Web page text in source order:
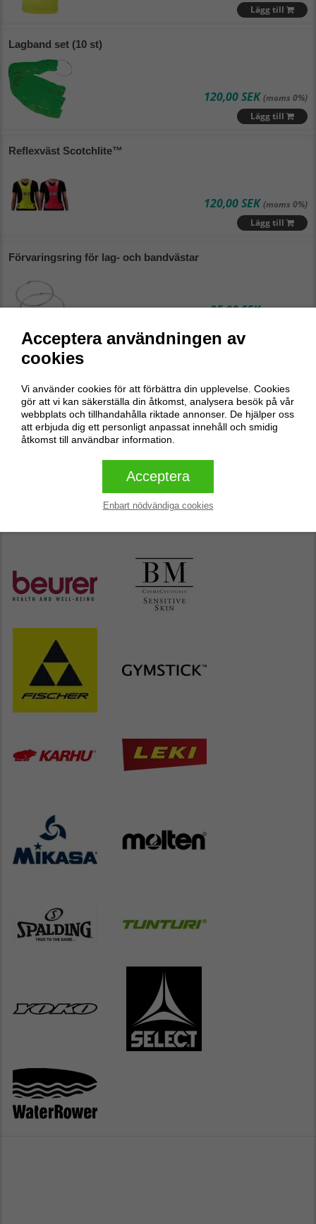
Acceptera användningen av
cookies
Vi använder cookies för att förbättra din upplevelse. Cookies
gör att vi kan säkerställa din åtkomst, analysera besök på vår
webbplats och tillhandahålla riktade annonser. De hjälper oss
att erbjuda dig ett personligt anpassat innehåll och smidig
åtkomst till användbar information.
Acceptera
Enbart nödvändiga cookies
Lägg till
Lagband set (10 st)
120,00 SEK(moms 0%)
Lägg till
Reflexväst Scotchlite™
120,00 SEK(moms 0%)
Lägg till
Förvaringsring för lag- och bandvästar
25,00 SEK(moms 0%)
PUSH reaktionsväst
440,00 SEK(moms 0%)
Lägg till